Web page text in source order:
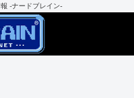
-ナードブレイン-